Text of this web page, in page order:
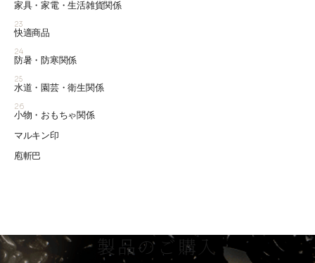
家具・家電・生活雑貨関係
23
快適商品
24
防暑・防寒関係
25
水道・園芸・衛生関係
26
小物・おもちゃ関係
マルキン印
庖斬巴
製品のご購入